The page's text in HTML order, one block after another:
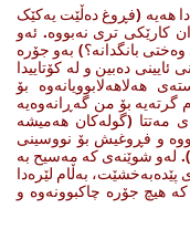
هەیە (فڕوغ دەڵێت یەکێک
کارێکی تری نەبووە. ئەو
بانگدانە؟) بەو جۆرە
دەبین و لە کۆتاییدا
هەلاهەلابوویانەوە بۆ
گرتەیە بۆ من گەڕانەوەیە
مەتتا (گولەکان هەمیشە
و فڕوغیش بۆ نووسینی
لەو شوێنەی کە مەسیح بە
بەڵام لێرەدا
هیچ جۆرە چاکبوونەوە و